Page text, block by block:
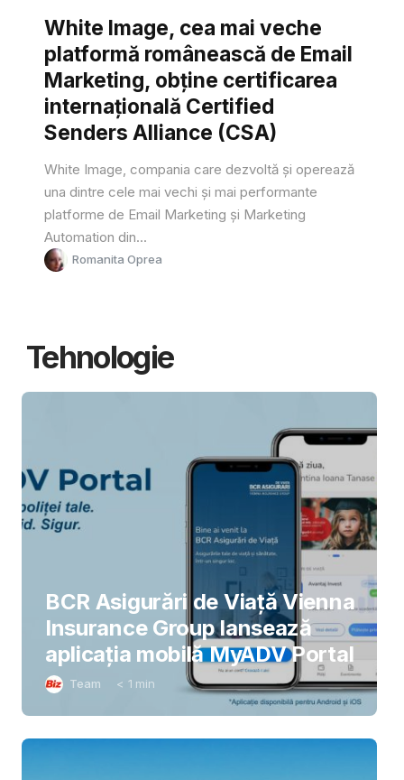
White Image, cea mai veche
platformă românească de Email
Marketing, obține certificarea
internațională Certified
Senders Alliance (CSA)
White Image, compania care dezvoltă și operează
una dintre cele mai vechi și mai performante
platforme de Email Marketing și Marketing
Automation din...
Romanita Oprea
Tehnologie
BCR Asigurări de Viață Vienna
Insurance Group lansează
aplicația mobilă MyADV Portal
Team < 1 min